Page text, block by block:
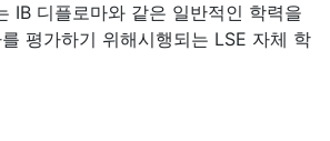
IB 디플로마와 같은 일반적인 학력을
평가하기 위해시행되는 LSE 자체 학